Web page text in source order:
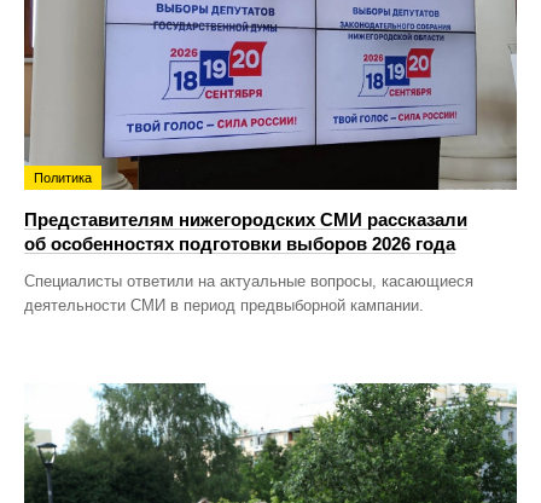
Политика
Представителям нижегородских СМИ рассказали
об особенностях подготовки выборов 2026 года
Специалисты ответили на актуальные вопросы, касающиеся
деятельности СМИ в период предвыборной кампании.